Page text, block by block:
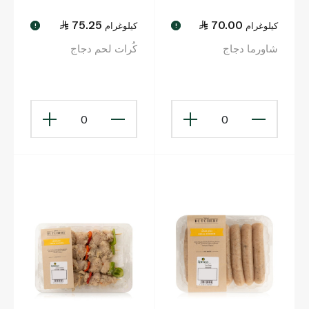
70.00 كيلوغرام !
شاورما دجاج
0
75.25 كيلوغرام !
كُرات لحم دجاج
0